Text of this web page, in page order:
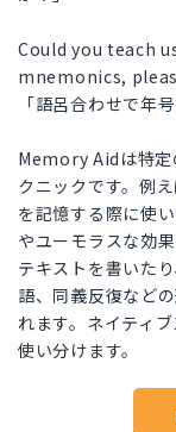
Could you teach
mnemonics,
「語呂合わせで年
Memory Aidは特定
クニックです。例
を記憶する際に使
やユーモラスな効
テキストを書いた
語、同義反復など
れます。ネイティ
使い分けます。